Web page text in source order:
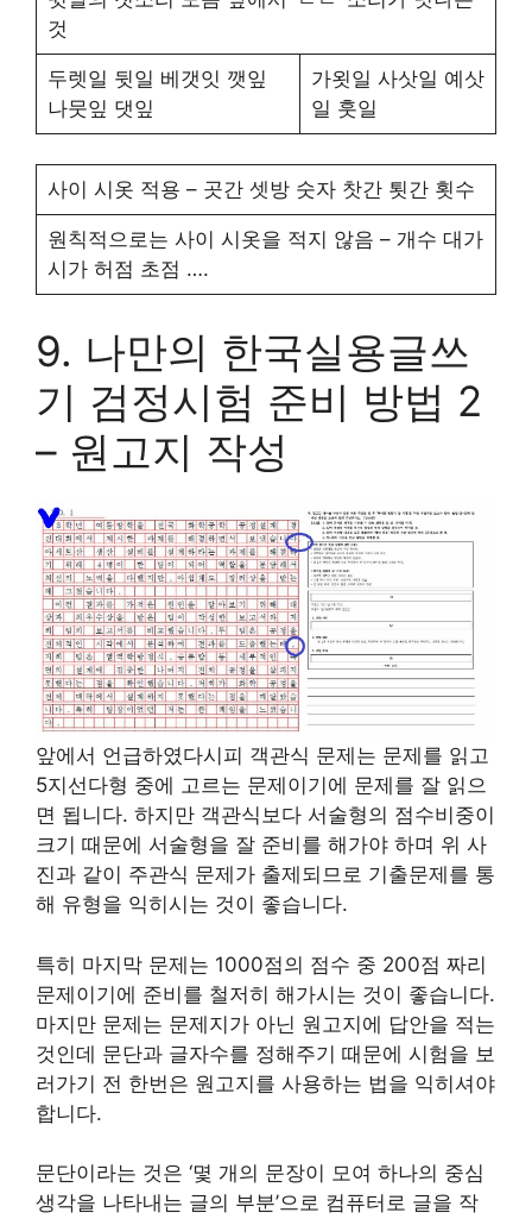
것
두렛일 뒷일 베갯잇 깻잎
나뭇잎 댓잎
가욋일 사삿일 예삿
일 훗일
사이 시옷 적용 – 곳간 셋방 숫자 찻간 툇간 횟수
원칙적으로는 사이 시옷을 적지 않음 – 개수 대가
시가 허점 초점 ….
9. 나만의 한국실용글쓰
기 검정시험 준비 방법 2
– 원고지 작성
앞에서 언급하였다시피 객관식 문제는 문제를 읽고
5지선다형 중에 고르는 문제이기에 문제를 잘 읽으
면 됩니다. 하지만 객관식보다 서술형의 점수비중이
크기 때문에 서술형을 잘 준비를 해가야 하며 위 사
진과 같이 주관식 문제가 출제되므로 기출문제를 통
해 유형을 익히시는 것이 좋습니다.
특히 마지막 문제는 1000점의 점수 중 200점 짜리
문제이기에 준비를 철저히 해가시는 것이 좋습니다.
마지만 문제는 문제지가 아닌 원고지에 답안을 적는
것인데 문단과 글자수를 정해주기 때문에 시험을 보
러가기 전 한번은 원고지를 사용하는 법을 익히셔야
합니다.
문단이라는 것은 ‘몇 개의 문장이 모여 하나의 중심
생각을 나타내는 글의 부분’으로 컴퓨터로 글을 작